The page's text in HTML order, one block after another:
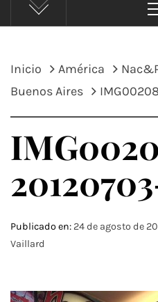
Inicio América
Buenos Aires
Publicado en: 24 de agosto de
Vaillard